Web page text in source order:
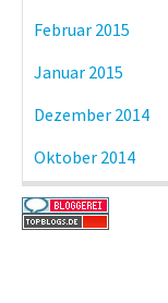
Februar 2015
Januar 2015
Dezember 2014
Oktober 2014